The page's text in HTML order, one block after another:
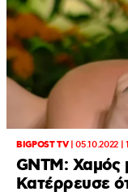
BIGPOST TV|05.10.2022 |
GNTM: Χαμός
Κατέρρευσε